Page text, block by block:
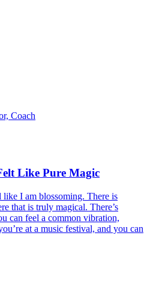
Coach
Like Pure Magic
like I am blossoming. There is
that is truly magical. There’s
can feel a common vibration,
at a music festival, and you can